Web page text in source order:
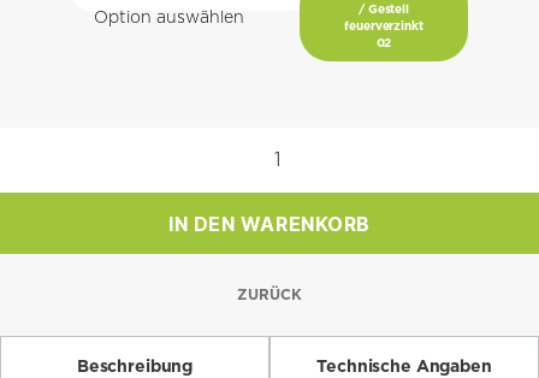
/ Gestell
feuerverzinkt
02
Säntis
Armlehnen
IN DEN WARENKORB
ZURÜCK
Beschreibung Technische Angaben